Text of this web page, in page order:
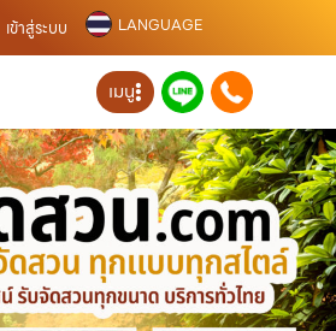
เข้าสู่ระบบ LANGUAGE
เมนู